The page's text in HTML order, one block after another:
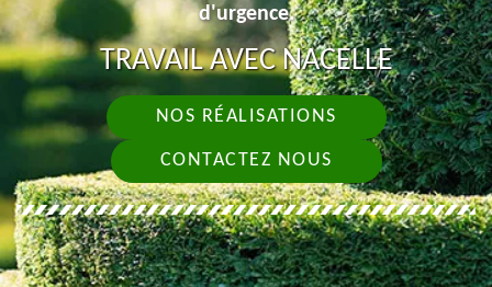
d'urgence.
TRAVAIL AVEC NACELLE
NOS RÉALISATIONS
CONTACTEZ NOUS